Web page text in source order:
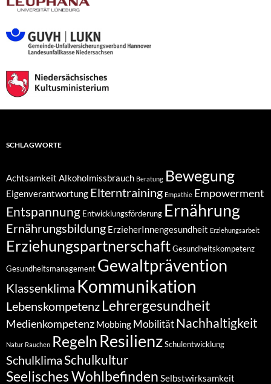
SCHLAGWORTE
Achtsamkeit Alkoholmissbrauch Beratung Bewegung
Eigenverantwortung Elterntraining Empathie Empowerment
Entspannung Entwicklungsförderung Ernährung
Ernährungsbildung ErzieherInnengesundheit Erziehungsarbeit
ErziehungspartnerschaftGesundheitskompetenz
Gesundheitsmanagement Gewaltprävention
Klassenklima Kommunikation
Lebenskompetenz Lehrergesundheit
Medienkompetenz Mobbing MobilitätNachhaltigkeit
Natur Rauchen Regeln ResilienzSchulentwicklung
Schulklima Schulkultur
Seelisches Wohlbefinden Selbstwirksamkeit